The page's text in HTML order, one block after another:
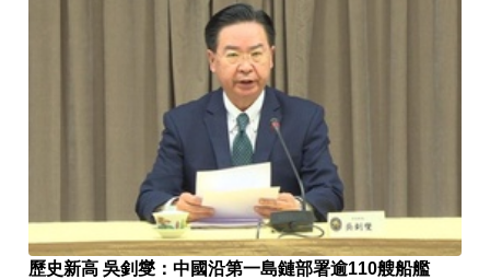
歷史新高 吳釗燮：中國沿第一島鏈部署逾110艘船艦